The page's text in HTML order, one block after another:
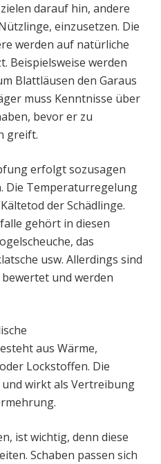
darauf hin, andere
einzusetzen. Die
werden auf natürliche
Beispielsweise werden
Blattläusen den Garaus
muss Kenntnisse über
bevor er zu
greift.
erfolgt sozusagen
Die Temperaturregelung
der Schädlinge.
gehört in diesen
das
usw. Allerdings sind
und werden
aus Wärme,
Lockstoffen. Die
wirkt als Vertreibung
ist wichtig, denn diese
Schaben passen sich